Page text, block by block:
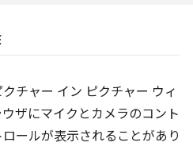
チャー イン ピクチャー ウィ
ザにマイクとカメラのコント
ールが表示されることがあり